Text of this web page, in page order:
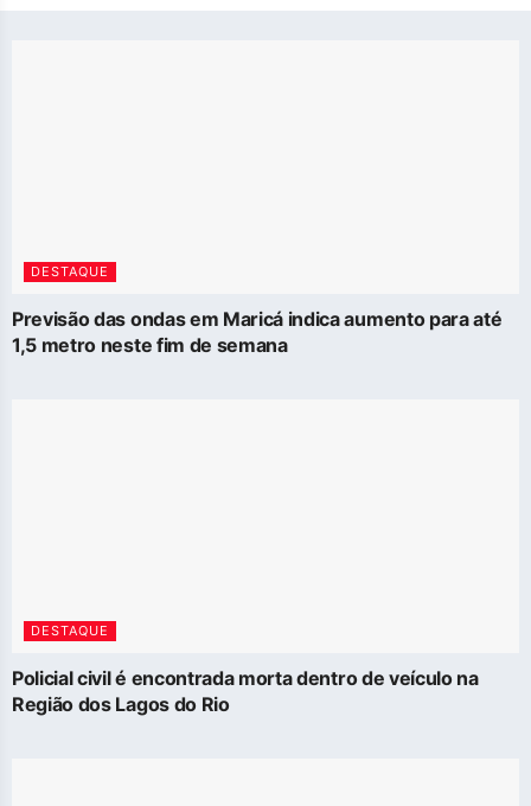
DESTAQUE
Previsão das ondas em Maricá indica aumento para até
1,5 metro neste fim de semana
DESTAQUE
Policial civil é encontrada morta dentro de veículo na
Região dos Lagos do Rio